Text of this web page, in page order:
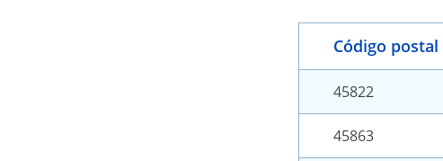
Código postal
45822
45863